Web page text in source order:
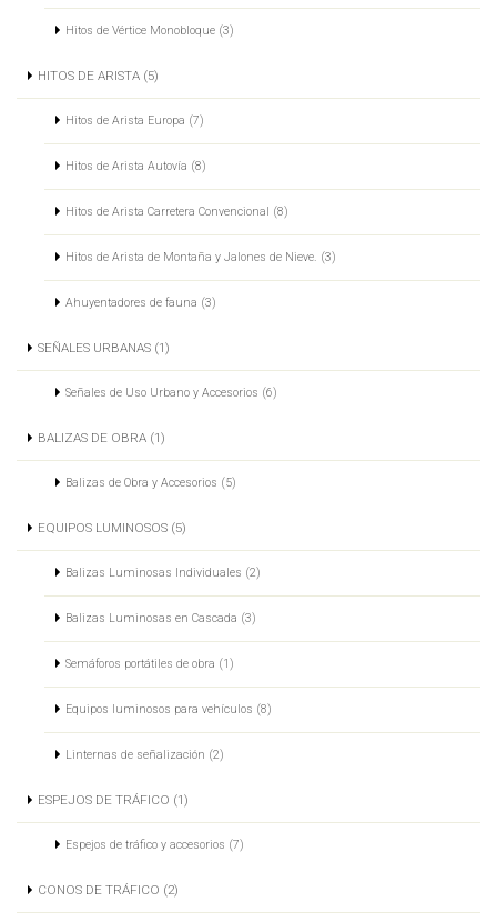
Hitos de Vértice Monobloque (3)
HITOS DE ARISTA (5)
Hitos de Arista Europa (7)
Hitos de Arista Autovía (8)
Hitos de Arista Carretera Convencional (8)
Hitos de Arista de Montaña y Jalones de Nieve. (3)
Ahuyentadores de fauna (3)
SEÑALES URBANAS (1)
Señales de Uso Urbano y Accesorios (6)
BALIZAS DE OBRA (1)
Balizas de Obra y Accesorios (5)
EQUIPOS LUMINOSOS (5)
Balizas Luminosas Individuales (2)
Balizas Luminosas en Cascada (3)
Semáforos portátiles de obra (1)
Equipos luminosos para vehículos (8)
Linternas de señalización (2)
ESPEJOS DE TRÁFICO (1)
Espejos de tráfico y accesorios (7)
CONOS DE TRÁFICO (2)